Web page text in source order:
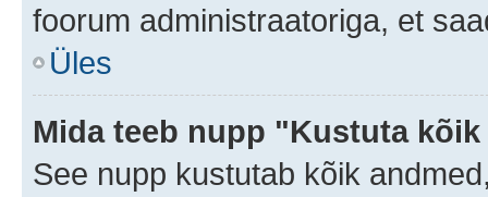
foorum administraatoriga, et
Üles
Mida teeb nupp "Kustuta
See nupp kustutab kõik